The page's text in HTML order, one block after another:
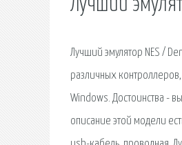
Лучший
Лучший эмулятор NES /
различных
Windows. Достоинства -
описание этой модели